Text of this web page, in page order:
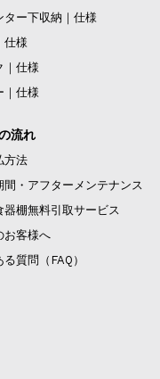
ター下収納｜仕様
仕様
｜仕様
｜仕様
流れ
方法
間・アフターメンテナンス
器棚無料引取サービス
お客様へ
る質問（FAQ）